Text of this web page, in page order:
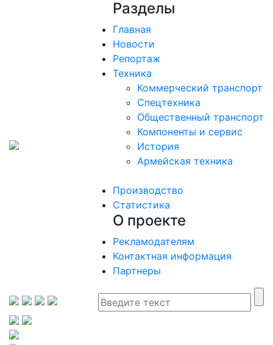
Разделы
Главная
Новости
Репортаж
Техника
Коммерческий транспорт
Спецтехника
Общественный транспорт
Компоненты и сервис
История
Армейская техника
Производство
Статистика
О проекте
Рекламодателям
Контактная информация
Партнеры